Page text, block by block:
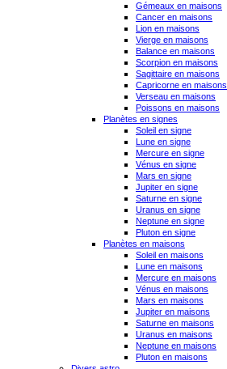
Gémeaux en maisons
Cancer en maisons
Lion en maisons
Vierge en maisons
Balance en maisons
Scorpion en maisons
Sagittaire en maisons
Capricorne en maisons
Verseau en maisons
Poissons en maisons
Planètes en signes
Soleil en signe
Lune en signe
Mercure en signe
Vénus en signe
Mars en signe
Jupiter en signe
Saturne en signe
Uranus en signe
Neptune en signe
Pluton en signe
Planètes en maisons
Soleil en maisons
Lune en maisons
Mercure en maisons
Vénus en maisons
Mars en maisons
Jupiter en maisons
Saturne en maisons
Uranus en maisons
Neptune en maisons
Pluton en maisons